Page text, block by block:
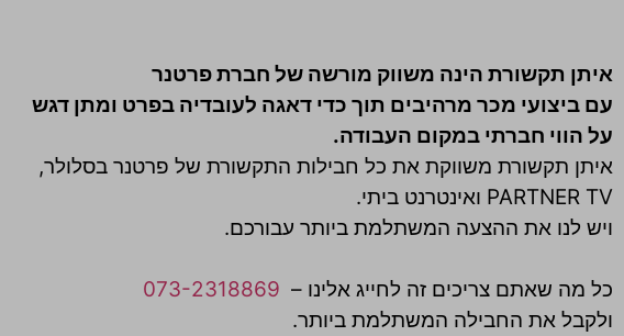
איתן תקשורת הינה משווק מורשה של חברת פרטנר
עם ביצועי מכר מרהיבים תוך כדי דאגה לעובדיה בפרט ומתן דגש
על הווי חברתי במקום העבודה.
איתן תקשורת משווקת את כל חבילות התקשורת של פרטנר בסלולר,
PARTNER TV ואינטרנט ביתי.
ויש לנו את ההצעה המשתלמת ביותר עבורכם.
כל מה שאתם צריכים זה לחייג אלינו – 073-2318869
ולקבל את החבילה המשתלמת ביותר.